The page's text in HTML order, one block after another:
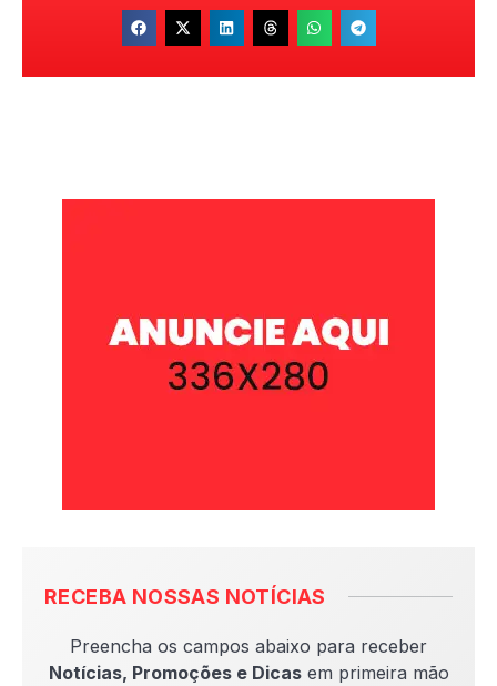
RECEBA NOSSAS NOTÍCIAS
Preencha os campos abaixo para receber
Notícias, Promoções e Dicasem primeira mão